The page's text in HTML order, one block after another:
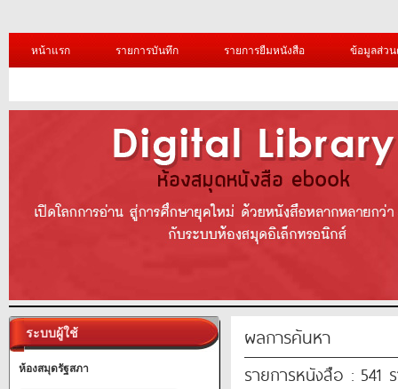
หน้าแรก รายการบันทึก รายการยืมหนังสือ ข้อมูลส่ว
ระบบผู้ใช้
ห้องสมุดรัฐสภา
ผลการค้นหา
รายการหนังสือ : 541